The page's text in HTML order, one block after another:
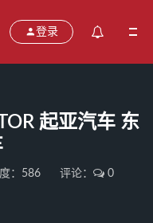
登录
起亚汽车 东
：586 评论：
0